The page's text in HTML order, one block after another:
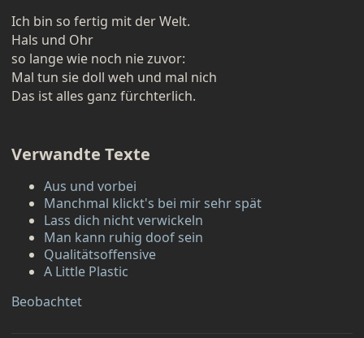
Ich bin so fertig mit der Welt.
Hals und Ohr
so lange wie noch nie zuvor:
Mal tun sie doll weh und mal nich
Das ist alles ganz fürchterlich.
Verwandte Texte
Aus und vorbei
Manchmal klickt's bei mir sehr spät
Lass dich nicht verwickeln
Man kann ruhig doof sein
Qualitätsoffensive
A Little Plastic
Beobachtet